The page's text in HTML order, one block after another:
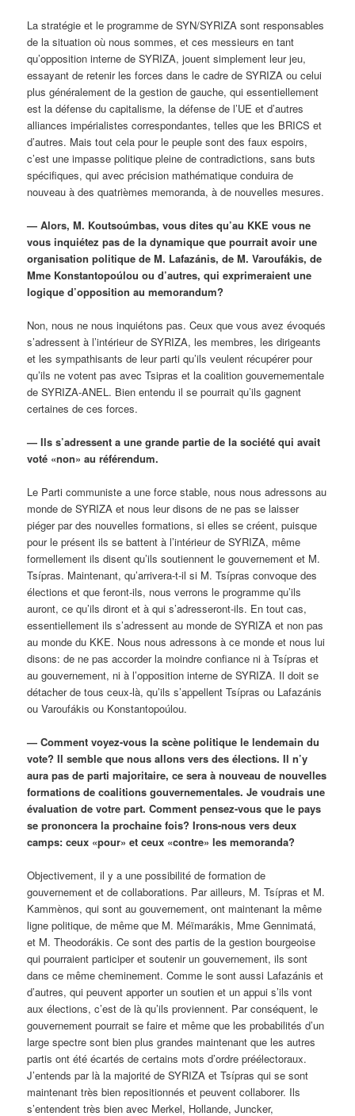
La stratégie et le programme de SYN/SYRIZA sont responsables
de la situation où nous sommes, et ces messieurs en tant
qu’opposition interne de SYRIZA, jouent simplement leur jeu,
essayant de retenir les forces dans le cadre de SYRIZA ou celui
plus généralement de la gestion de gauche, qui essentiellement
est la défense du capitalisme, la défense de l’UE et d’autres
alliances impérialistes correspondantes, telles que les BRICS et
d’autres. Mais tout cela pour le peuple sont des faux espoirs,
c’est une impasse politique pleine de contradictions, sans buts
spécifiques, qui avec précision mathématique conduira de
nouveau à des quatrièmes memoranda, à de nouvelles mesures.
— Alors, M. Koutsoúmbas, vous dites qu’au KKE vous ne
vous inquiétez pas de la dynamique que pourrait avoir une
organisation politique de M. Lafazánis, de M. Varoufákis, de
Mme Konstantopoúlou ou d’autres, qui exprimeraient une
logique d’opposition au memorandum?
Non, nous ne nous inquiétons pas. Ceux que vous avez évoqués
s’adressent à l’intérieur de SYRIZA, les membres, les dirigeants
et les sympathisants de leur parti qu’ils veulent récupérer pour
qu’ils ne votent pas avec Tsipras et la coalition gouvernementale
de SYRIZA-ANEL. Bien entendu il se pourrait qu’ils gagnent
certaines de ces forces.
— Ils s’adressent a une grande partie de la société qui avait
voté «non» au référendum.
Le Parti communiste a une force stable, nous nous adressons au
monde de SYRIZA et nous leur disons de ne pas se laisser
piéger par des nouvelles formations, si elles se créent, puisque
pour le présent ils se battent à l’intérieur de SYRIZA, même
formellement ils disent qu’ils soutiennent le gouvernement et M.
Tsípras. Maintenant, qu’arrivera-t-il si M. Tsípras convoque des
élections et que feront-ils, nous verrons le programme qu’ils
auront, ce qu’ils diront et à qui s’adresseront-ils. En tout cas,
essentiellement ils s’adressent au monde de SYRIZA et non pas
au monde du KKE. Nous nous adressons à ce monde et nous lui
disons: de ne pas accorder la moindre confiance ni à Tsípras et
au gouvernement, ni à l’opposition interne de SYRIZA. Il doit se
détacher de tous ceux-là, qu’ils s’appellent Tsípras ou Lafazánis
ou Varoufákis ou Konstantopoúlou.
— Comment voyez-vous la scène politique le lendemain du
vote? Il semble que nous allons vers des élections. Il n’y
aura pas de parti majoritaire, ce sera à nouveau de nouvelles
formations de coalitions gouvernementales. Je voudrais une
évaluation de votre part. Comment pensez-vous que le pays
se prononcera la prochaine fois? Irons-nous vers deux
camps: ceux «pour» et ceux «contre» les memoranda?
Objectivement, il y a une possibilité de formation de
gouvernement et de collaborations. Par ailleurs, M. Tsípras et M.
Kammènos, qui sont au gouvernement, ont maintenant la même
ligne politique, de même que M. Méïmarákis, Mme Gennimatá,
et M. Theodorákis. Ce sont des partis de la gestion bourgeoise
qui pourraient participer et soutenir un gouvernement, ils sont
dans ce même cheminement. Comme le sont aussi Lafazánis et
d’autres, qui peuvent apporter un soutien et un appui s’ils vont
aux élections, c’est de là qu’ils proviennent. Par conséquent, le
gouvernement pourrait se faire et même que les probabilités d’un
large spectre sont bien plus grandes maintenant que les autres
partis ont été écartés de certains mots d’ordre préélectoraux.
J’entends par là la majorité de SYRIZA et Tsípras qui se sont
maintenant très bien repositionnés et peuvent collaborer. Ils
s’entendent très bien avec Merkel, Hollande, Juncker,